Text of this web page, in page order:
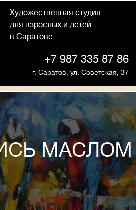
Художественная студия
для взрослых и детей
в Саратове
+7 987 335 87 86
г. Саратов, ул. Советская, 37
МАСЛОМ